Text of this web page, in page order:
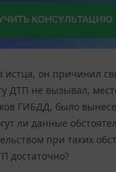
истца, он причинил
ДТП не вызывал,
ГИБДД, было
данные
при таких
достаточно?